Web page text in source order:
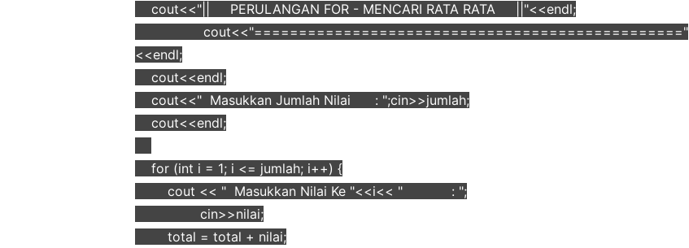
cout<<"|| PERULANGAN FOR - MENCARI RATA RATA ||"<<endl;
cout<<"================================================"
<<endl;
cout<<endl;
cout<<" Masukkan Jumlah Nilai : ";cin>>jumlah;
cout<<endl;
for (int i = 1; i <= jumlah; i++) {
cout << " Masukkan Nilai Ke "<<i<< " : ";
cin>>nilai;
total = total + nilai;